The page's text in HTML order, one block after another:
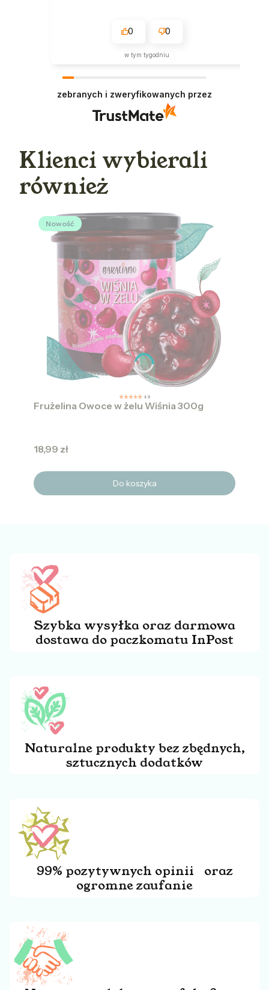
0 0
w tym tygodniu
zebranych i zweryfikowanych przez
Klienci wybierali
również
Nowość
4.9
Frużelina Owoce w żelu Wiśnia 300g
Cena
18,99 zł
Do koszyka
Szybka wysyłka oraz darmowa
dostawa do paczkomatu InPost
Naturalne produkty bez zbędnych,
sztucznych dodatków
99% pozytywnych opinii oraz
ogromne zaufanie